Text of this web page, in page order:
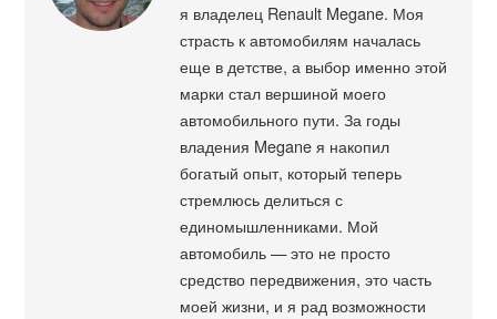
я владелец Renault Megane. Моя
страсть к автомобилям началась
еще в детстве, а выбор именно этой
марки стал вершиной моего
автомобильного пути. За годы
владения Megane я накопил
богатый опыт, который теперь
стремлюсь делиться с
единомышленниками. Мой
автомобиль — это не просто
средство передвижения, это часть
моей жизни, и я рад возможности